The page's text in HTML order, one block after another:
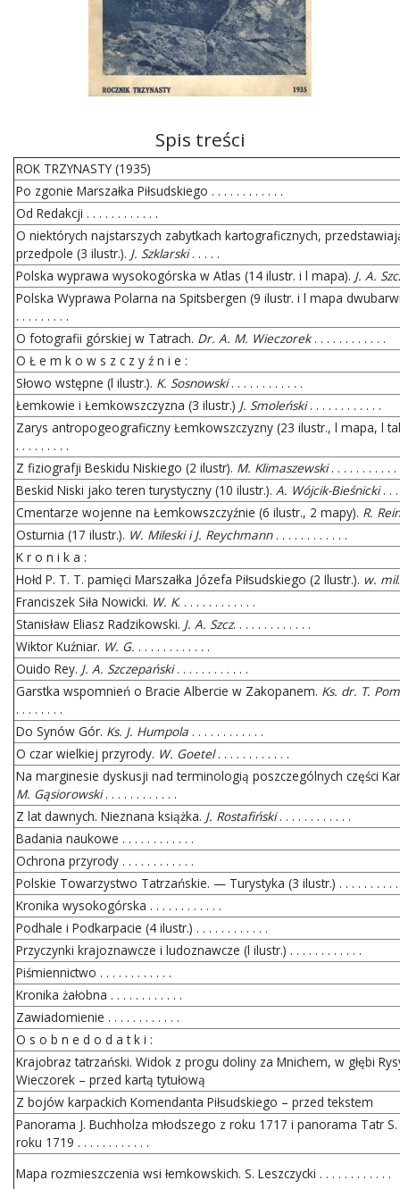
Spis treści
ROK TRZYNASTY (1935)
Po zgonie Marszałka Piłsudskiego . . . . . . . . . . . .
Od Redakcji . . . . . . . . . . . .
O niektórych najstarszych zabytkach kartograficznych,
przedpole (3 ilustr.). J. Szklarski. . . . .
Polska wyprawa wysokogórska w Atlas (14 ilustr. i l mapa). J. A.
Polska Wyprawa Polarna na Spitsbergen (9 ilustr. i l mapa
. . . . . . . . .
O fotografii górskiej w Tatrach. Dr. A. M. Wieczorek. . . . . . . . . . . .
O Ł e m k o w s z c z y ź n i e :
Słowo wstępne (l ilustr.). K. Sosnowski. . . . . . . . . . . .
Łemkowie i Łemkowszczyzna (3 ilustr.) J. Smoleński. . . . . . . . . . . .
Zarys antropogeograficzny Łemkowszczyzny (23 ilustr., l mapa, l
. . . . . . . . .
Z fiziografji Beskidu Niskiego (2 ilustr). M. Klimaszewski. . . . . . . . . . .
Beskid Niski jako teren turystyczny (10 ilustr.). A. Wójcik-Bieśnicki. . .
Cmentarze wojenne na Łemkowszczyźnie (6 ilustr., 2 mapy). R.
Osturnia (17 ilustr.). W. Mileski i J. Reychmann. . . . . . . . . . . .
K r o n i k a :
Hołd P. T. T. pamięci Marszałka Józefa Piłsudskiego (2 Ilustr.). w. mil
Franciszek Siła Nowicki. W. K. . . . . . . . . . . . .
Stanisław Eliasz Radzikowski. J. A. Szcz. . . . . . . . . . . . .
Wiktor Kuźniar. W. G. . . . . . . . . . . . .
Ouido Rey. J. A. Szczepański. . . . . . . . . . . .
Garstka wspomnień o Bracie Albercie w Zakopanem. Ks. dr. T.
. . . . . . . .
Do Synów Gór. Ks. J. Humpola . . . . . . . . . . . .
O czar wielkiej przyrody. W. Goetel. . . . . . . . . . . .
Na marginesie dyskusji nad terminologią poszczególnych części
M. Gąsiorowski. . . . . . . . . . . .
Z lat dawnych. Nieznana książka. J. Rostafiński. . . . . . . . . . . .
Badania naukowe . . . . . . . . . . . .
Ochrona przyrody . . . . . . . . . . . .
Polskie Towarzystwo Tatrzańskie. — Turystyka (3 ilustr.) . . . . . . . . . .
Kronika wysokogórska . . . . . . . . . . . .
Podhale i Podkarpacie (4 ilustr.) . . . . . . . . . . . .
Przyczynki krajoznawcze i ludoznawcze (l ilustr.) . . . . . . . . . . . .
Piśmiennictwo . . . . . . . . . . . .
Kronika żałobna . . . . . . . . . . . .
Zawiadomienie . . . . . . . . . . . .
O s o b n e d o d a t k i :
Krajobraz tatrzański. Widok z progu doliny za Mnichem, w głębi
Wieczorek – przed kartą tytułową
Z bojów karpackich Komendanta Piłsudskiego – przed tekstem
Panorama J. Buchholza młodszego z roku 1717 i panorama Tatr S.
roku 1719 . . . . . . . . . . . .
Mapa rozmieszczenia wsi łemkowskich. S. Leszczycki . . . . . . . . . . . .